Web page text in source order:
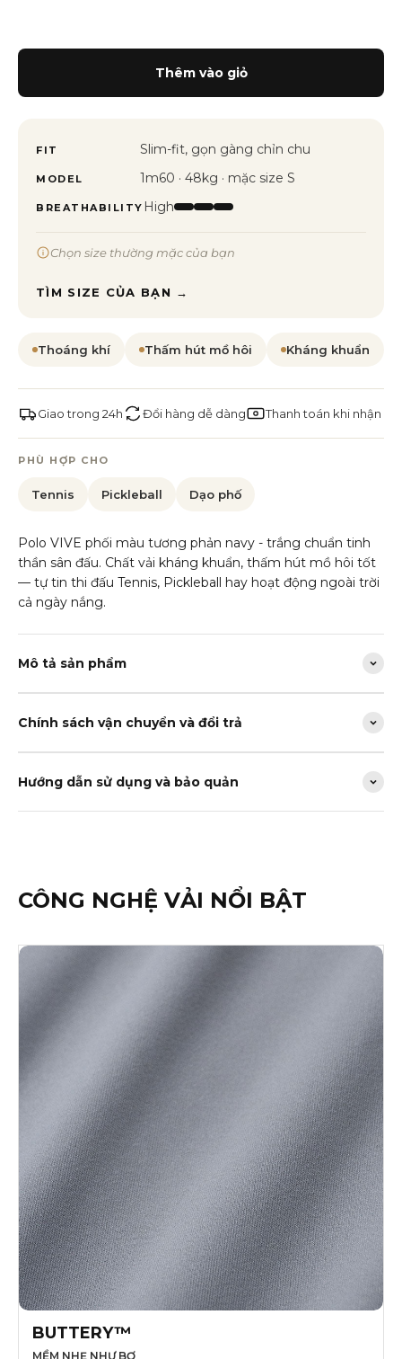
Thêm vào giỏ
FIT Slim-fit, gọn gàng chỉn chu
MODEL 1m60 · 48kg · mặc size S
BREATHABILITY High
Chọn size thường mặc của bạn
TÌM SIZE CỦA BẠN →
Thoáng khí Thấm hút mồ hôi Kháng khuẩn
Giao trong 24h Đổi hàng dễ dàng Thanh toán khi nhận
PHÙ HỢP CHO
Tennis Pickleball Dạo phố
Polo VIVE phối màu tương phản navy - trắng chuẩn tinh
thần sân đấu. Chất vải kháng khuẩn, thấm hút mồ hôi tốt
— tự tin thi đấu Tennis, Pickleball hay hoạt động ngoài trời
cả ngày nắng.
Mô tả sản phẩm
Chính sách vận chuyển và đổi trả
Hướng dẫn sử dụng và bảo quản
CÔNG NGHỆ VẢI NỔI BẬT
BUTTERY™
MỀM NHẸ NHƯ BƠ